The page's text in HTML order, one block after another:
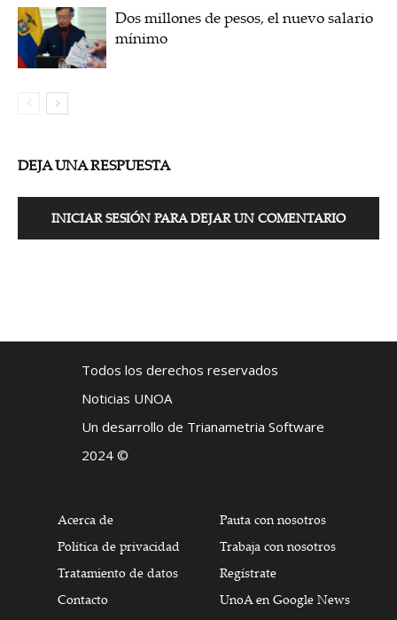
Dos millones de pesos, el nuevo salario
mínimo
DEJA UNA RESPUESTA
INICIAR SESIÓN PARA DEJAR UN COMENTARIO
Todos los derechos reservados
Noticias UNOA
Un desarrollo de Trianametria Software
2024 ©
Acerca de
Política de privacidad
Tratamiento de datos
Contacto
Pauta con nosotros
Trabaja con nosotros
Regístrate
UnoA en Google News